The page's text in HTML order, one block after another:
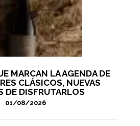
MARCAN LA AGENDA DE
CLÁSICOS, NUEVAS
DE DISFRUTARLOS
01/08/2026